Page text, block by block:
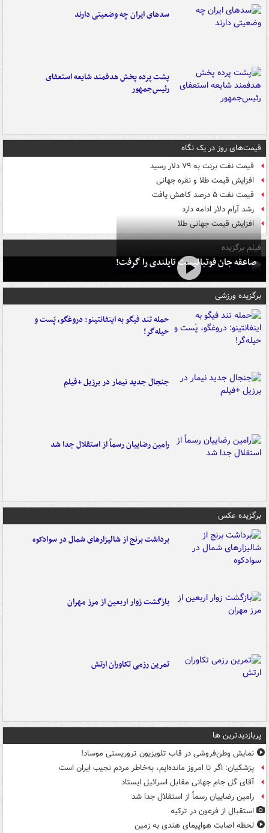
سدهای ایران چه وضعیتی دارند
پشت پرده پخش هدفمند شایعه استعفای
رئیس‌جمهور
قیمت‌های روز در یک نگاه
قیمت نفت برنت به ۷۹ دلار رسید
افزایش قیمت طلا و نقره جهانی
قیمت نفت ۵ درصد کاهش یافت
رشد آرام دلار ادامه دارد
افزایش قیمت جهانی طلا
فیلم برگزیده
صاعقه جان فوتبالیست تایلندی را گرفت!
برگزیده ورزشی
حمله تند فیگو به اینفانتینو: دروغگو، پَست‌ و
حیله‌گر!
جنجال جدید نیمار در برزیل +فیلم
رامین رضاییان رسماً از استقلال جدا شد
برگزیده عکس
برداشت برنج از شالیزارهای شمال در سوادکوه
بازگشت زوار اربعین از مرز مهران
تمرین رزمی تکاوران ارتش
پربازدیدترین ها
نمایش وطن‌فروشی در قاب تلویزیون تروریستی موساد!
پزشکیان: اگر تا امروز مانده‌ایم، به‌خاطر مردم نجیب ایران است
آقای گل جام جهانی مقابل اسرائیل ایستاد
رامین رضاییان رسماً از استقلال جدا شد
استقبال از فرعون در ترکیه
لحظه اصابت هواپیمای هندی به زمین